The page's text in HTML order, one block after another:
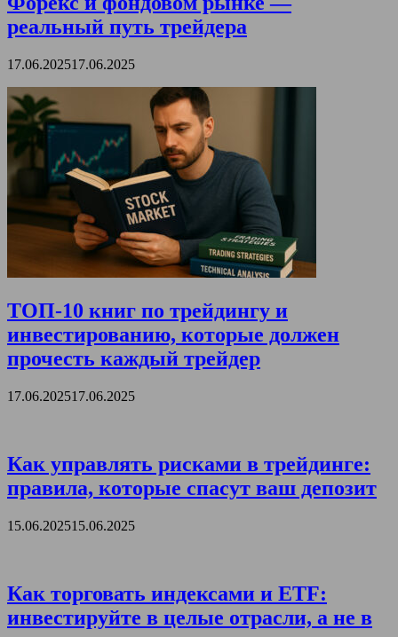
реальный путь трейдера
17.06.202517.06.2025
ТОП-10 книг по трейдингу и
инвестированию, которые должен
прочесть каждый трейдер
17.06.202517.06.2025
Как управлять рисками в трейдинге:
правила, которые спасут ваш депозит
15.06.202515.06.2025
Как торговать индексами и ETF:
инвестируйте в целые отрасли, а не в